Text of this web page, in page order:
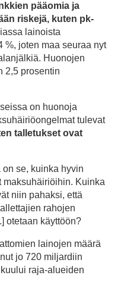
pääomia ja
riskejä, kuten pk-
lainoista
%, joten maa seuraa nyt
Huonojen
2,5 prosentin
on huonoja
tulevat
talletukset ovat
se, kuinka hyvin
maksuhäiriöihin. Kuinka
niin pahaksi, että
rahojen
otetaan käyttöön?
lainojen määrä
jo 720 miljardiin
raja-alueiden